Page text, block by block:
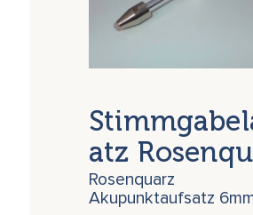
atz
Rosenquarz
Akupunktaufsatz